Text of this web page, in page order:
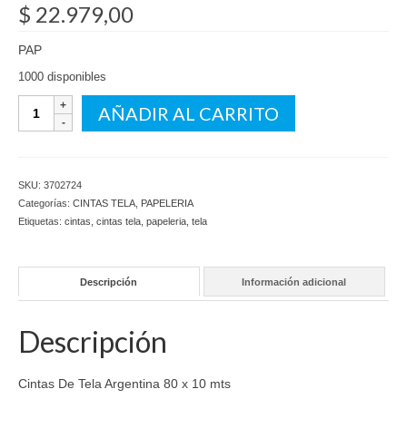
$ 22.979,00
PAP
1000 disponibles
De
mts
AÑADIR AL CARRITO
SKU: 3702724
Categorías: CINTAS TELA PAPELERIA
Etiquetas: cintas cintas tela papeleria tela
Descripción Información adicional
Descripción
Cintas De Tela Argentina 80 x 10 mts